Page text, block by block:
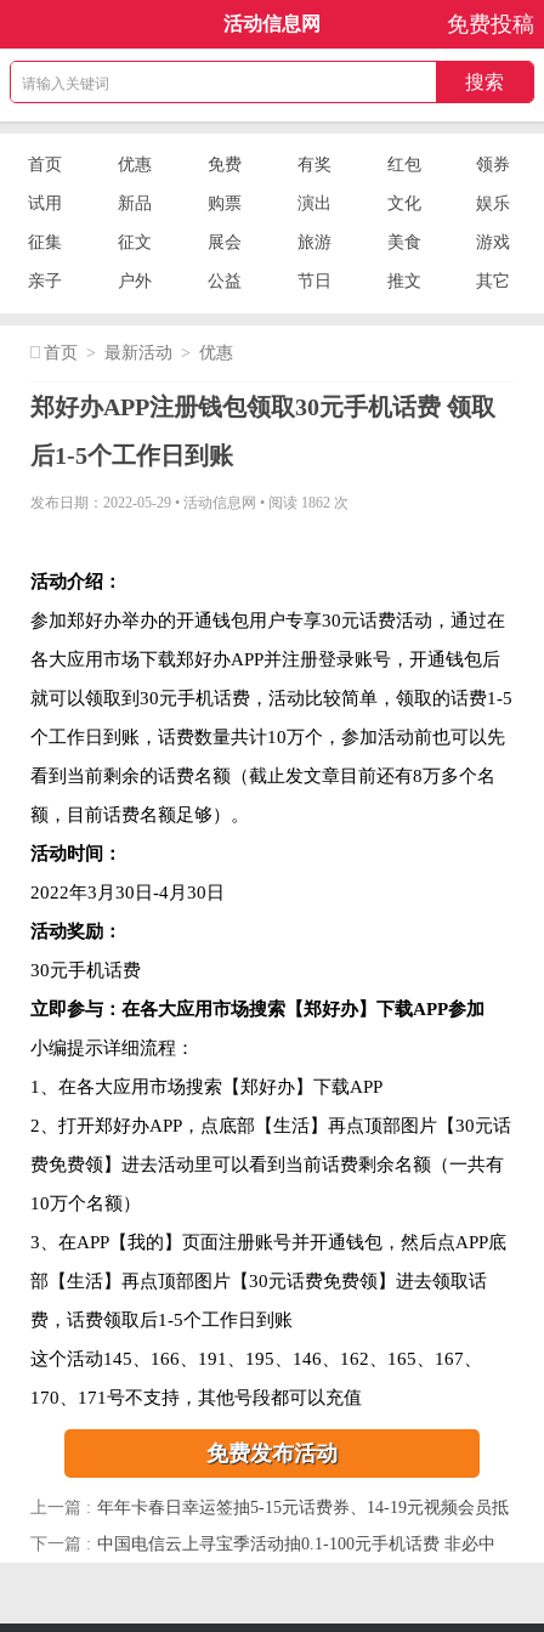
活动信息网 免费投稿
首页 优惠 免费 有奖 红包 领券
试用 新品 购票 演出 文化 娱乐
征集 征文 展会 旅游 美食 游戏
亲子 户外 公益 节日 推文 其它
首页 > 最新活动 > 优惠
郑好办APP注册钱包领取30元手机话费 领取
后1-5个工作日到账
发布日期：2022-05-29 • 活动信息网 • 阅读 1862 次
活动介绍：
参加郑好办举办的开通钱包用户专享30元话费活动，通过在
各大应用市场下载郑好办APP并注册登录账号，开通钱包后
就可以领取到30元手机话费，活动比较简单，领取的话费1-5
个工作日到账，话费数量共计10万个，参加活动前也可以先
看到当前剩余的话费名额（截止发文章目前还有8万多个名
额，目前话费名额足够）。
活动时间：
2022年3月30日-4月30日
活动奖励：
30元手机话费
立即参与：在各大应用市场搜索【郑好办】下载APP参加
小编提示详细流程：
1、在各大应用市场搜索【郑好办】下载APP
2、打开郑好办APP，点底部【生活】再点顶部图片【30元话
费免费领】进去活动里可以看到当前话费剩余名额（一共有
10万个名额）
3、在APP【我的】页面注册账号并开通钱包，然后点APP底
部【生活】再点顶部图片【30元话费免费领】进去领取话
费，话费领取后1-5个工作日到账
这个活动145、166、191、195、146、162、165、167、
170、171号不支持，其他号段都可以充值
免费发布活动
上一篇 : 年年卡春日幸运签抽5-15元话费券、14-19元视频会员抵
扣券
下一篇 : 中国电信云上寻宝季活动抽0.1-100元手机话费 非必中